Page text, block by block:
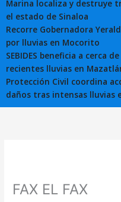
Marina localiza y destruye
el estado de Sinaloa
Recorre Gobernadora
por lluvias en Mocorito
SEBIDES beneficia a cerca
recientes lluvias en
Protección Civil coordina
daños tras intensas lluvias
FAX EL FAX